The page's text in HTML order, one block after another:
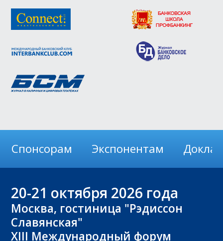
Спонсорам Экспонентам
20-21 октября 2026 года
Москва, гостиница "Рэдиссон
Славянская"
XIII Международный форум